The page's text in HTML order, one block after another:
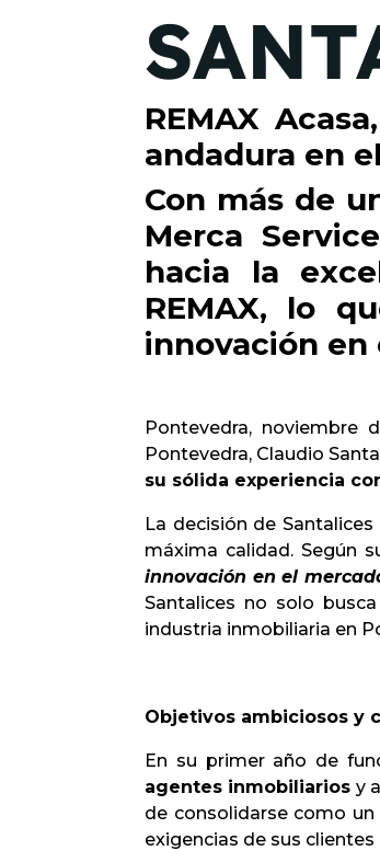
REMAX
andadura en
Con más de
Merca
hacia la
REMAX, lo
innovación en
Pontevedra, noviembre
Pontevedra, Claudio
su sólida experiencia
La decisión de
máxima calidad. Según
innovación en el
Santalices no solo
industria inmobiliaria en
Objetivos ambiciosos y
En su primer año de
agentes inmobiliarios y
de consolidarse como
exigencias de sus